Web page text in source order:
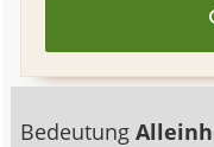
Bedeutung